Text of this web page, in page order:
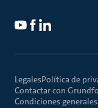
LegalesPolítica de
Contactar con
Condiciones